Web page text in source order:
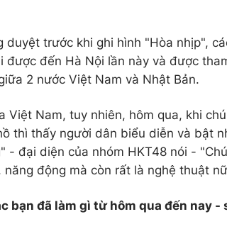
duyệt trước khi ghi hình "Hòa nhịp",
được đến Hà Nội lần này và được
2 nước Việt Nam và Nhật Bản.
Việt Nam, tuy nhiên, hôm qua, khi
thì thấy người dân biểu diễn và bật
- đại diện của nhóm HKT48 nói -
động mà còn rất là nghệ thuật
bạn đã làm gì từ hôm qua đến nay -